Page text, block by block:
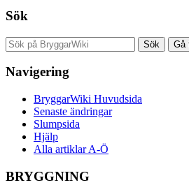
Sök
Navigering
BryggarWiki Huvudsida
Senaste ändringar
Slumpsida
Hjälp
Alla artiklar A-Ö
BRYGGNING